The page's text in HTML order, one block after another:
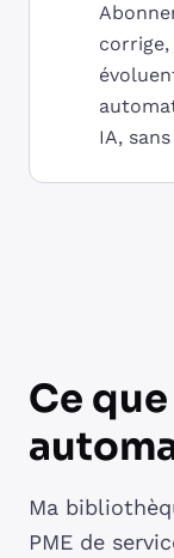
IA,
Ce
Ma
PME de